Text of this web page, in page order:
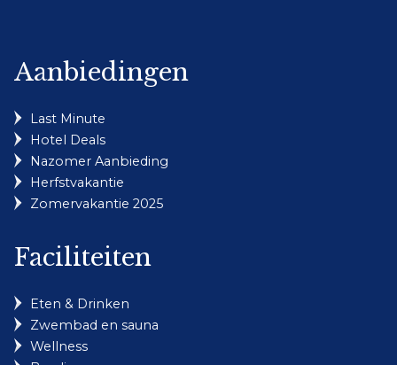
Aanbiedingen
Last Minute
Hotel Deals
Nazomer Aanbieding
Herfstvakantie
Zomervakantie 2025
Faciliteiten
Eten & Drinken
Zwembad en sauna
Wellness